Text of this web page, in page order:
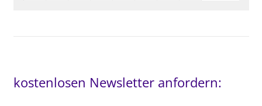
kostenlosen Newsletter anfordern: